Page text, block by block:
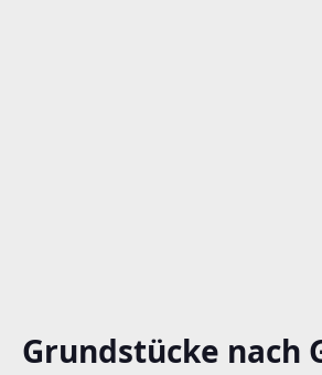
Grundstücke nach